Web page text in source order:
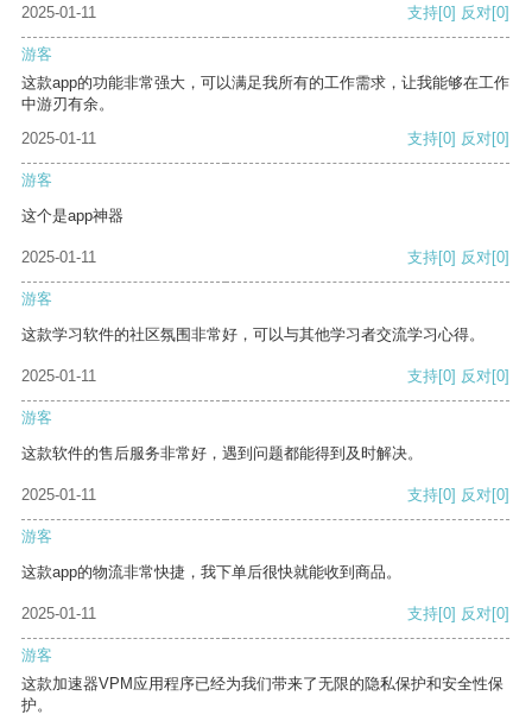
2025-01-11 支持[0] 反对[0]
游客
这款app的功能非常强大，可以满足我所有的工作需求，让我能够在工作
中游刃有余。
2025-01-11
支持[0] 反对[0]
游客
这个是app神器
2025-01-11 支持[0] 反对[0]
游客
这款学习软件的社区氛围非常好，可以与其他学习者交流学习心得。
2025-01-11 支持[0] 反对[0]
游客
这款软件的售后服务非常好，遇到问题都能得到及时解决。
2025-01-11 支持[0] 反对[0]
游客
这款app的物流非常快捷，我下单后很快就能收到商品。
2025-01-11 支持[0] 反对[0]
游客
这款加速器VPM应用程序已经为我们带来了无限的隐私保护和安全性保
护。